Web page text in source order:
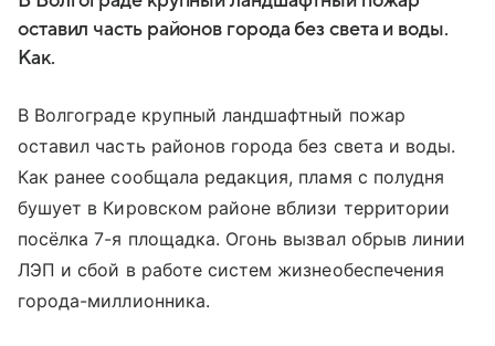
оставил часть районов города без света и воды.
Как.
В Волгограде крупный ландшафтный пожар
оставил часть районов города без света и воды.
Как ранее сообщала редакция, пламя с полудня
бушует в Кировском районе вблизи территории
посёлка 7-я площадка. Огонь вызвал обрыв линии
ЛЭП и сбой в работе систем жизнеобеспечения
города-миллионника.